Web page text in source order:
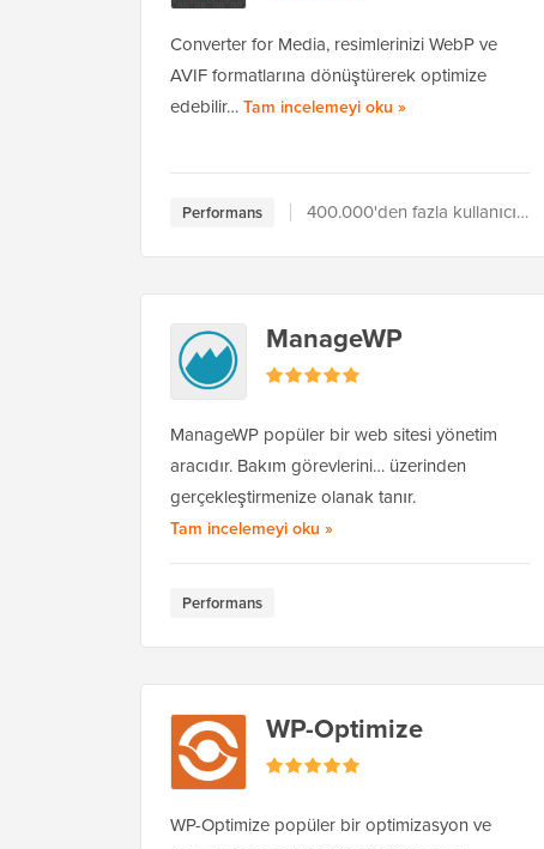
Converter for Media, resimlerinizi WebP ve
AVIF formatlarına dönüştürerek optimize
edebilir…Tam incelemeyi oku Converter for Media
»
Performans 400.000'den fazla kullanıcı tarafından kullanılıyor
ManageWP
ManageWP popüler bir web sitesi yönetim
aracıdır. Bakım görevlerini… üzerinden
gerçekleştirmenize olanak tanır.
Tam incelemeyi oku ManageWP hakkında
»
Performans
WP-Optimize
WP-Optimize popüler bir optimizasyon ve